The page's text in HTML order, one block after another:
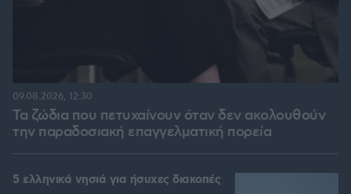
Τα ζώδια που πετυχαίνουν όταν δεν ακολουθούν
την παραδοσιακή επαγγελματική πορεία
09.08.2026, 12:30
5 ελληνικά νησιά για ήσυχες διακοπές